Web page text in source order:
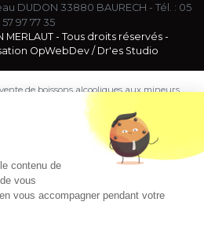
DUDON 33880 BAURECH - Tél. : 05
57 97 77 35
- Tous droits réservés -
OpWebDev/ Dr'es Studio
de boissons alcooliques aux mineurs
ans. La preuve de majorité de l'acheteur
de la vente en ligne.
PUBLIQUE, ART. L. 3342-1 et L. 3353-3
dangereux pour la santé. Sachez
contenu de
vous
vous accompagner pendant votre